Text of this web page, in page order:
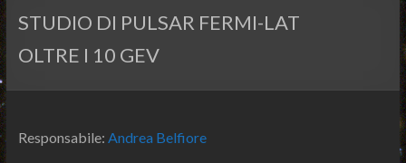
STUDIO DI PULSAR FERMI-LAT
OLTRE I 10 GEV
Responsabile: Andrea Belfiore